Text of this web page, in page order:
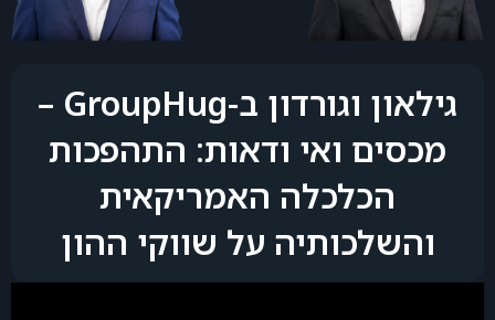
גילאון וגורדון ב-GroupHug –
מכסים ואי ודאות: התהפכות
הכלכלה האמריקאית
והשלכותיה על שווקי ההון